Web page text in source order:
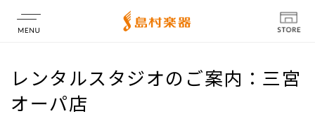
店舗情報
レンタルスタジオのご案内：三宮
オーパ店